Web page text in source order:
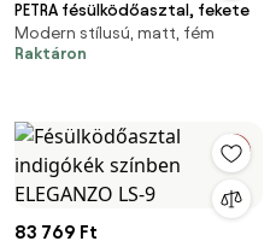
PETRA fésülködőasztal, fekete
Modern stílusú, matt, fém
Raktáron
83 769 Ft